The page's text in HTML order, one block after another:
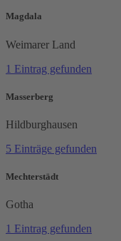
Magdala
Weimarer Land
1 Eintrag gefunden
Masserberg
Hildburghausen
5 Einträge gefunden
Mechterstädt
Gotha
1 Eintrag gefunden